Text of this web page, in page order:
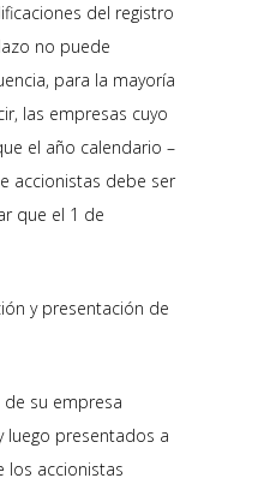
del registro
no puede
para la mayoría
las empresas cuyo
el año calendario –
accionistas debe ser
que el 1 de
y presentación de
su empresa
luego presentados a
los accionistas